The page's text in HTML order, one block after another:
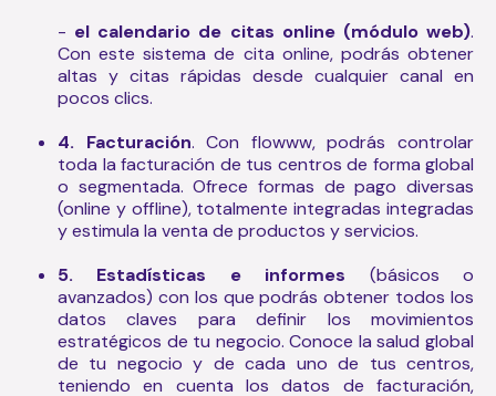
- el calendario de citas online (módulo web).
Con este sistema de cita online, podrás obtener
altas y citas rápidas desde cualquier canal en
pocos clics.
4. Facturación. Con flowww, podrás controlar
toda la facturación de tus centros de forma global
o segmentada. Ofrece formas de pago diversas
(online y offline), totalmente integradas integradas
y estimula la venta de productos y servicios.
5. Estadísticas e informes (básicos o
avanzados) con los que podrás obtener todos los
datos claves para definir los movimientos
estratégicos de tu negocio. Conoce la salud global
de tu negocio y de cada uno de tus centros,
teniendo en cuenta los datos de facturación,